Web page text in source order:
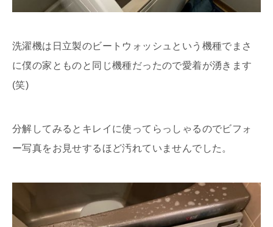
洗濯機は日立製のビートウォッシュという機種でまさ
に僕の家とものと同じ機種だったので愛着が湧きます
(笑)
分解してみるとキレイに使ってらっしゃるのでビフォ
ー写真をお見せするほど汚れていませんでした。